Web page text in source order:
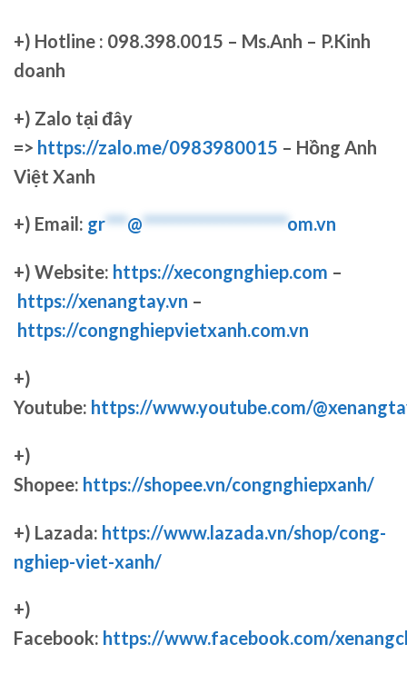
+) Hotline : 098.398.0015 – Ms.Anh – P.Kinh
doanh
+) Zalo tại đây
=> https://zalo.me/0983980015 – Hồng Anh
Việt Xanh
+) Email: gr***@********************om.vn
+) Website: https://xecongnghiep.com –
https://xenangtay.vn –
https://congnghiepvietxanh.com.vn
+)
Youtube: https://www.youtube.com/
+)
Shopee: https://shopee.vn/congnghiepxanh/
+) Lazada: https://www.lazada.vn/shop/cong-
nghiep-viet-xanh/
+)
Facebook: https://www.facebook.com/